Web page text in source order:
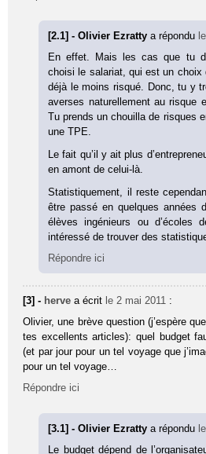
[2.1] - Olivier Ezrattya répondu
En effet. Mais les cas que tu
choisi le salariat, qui est un choix
déjà le moins risqué. Donc, tu y
averses naturellement au risque
Tu prends un chouilla de risques
une TPE.
Le fait qu’il y ait plus
en amont de celui-là.
Statistiquement, il reste
être passé en quelques années
élèves ingénieurs ou d’écoles
intéressé de trouver des
Répondre ici
[3] - herve a écrit le 2 mai 2011 :
Olivier, une brève question (j’espère
tes excellents articles): quel budget
(et par jour pour un tel voyage que
pour un tel voyage…
Répondre ici
[3.1] - Olivier Ezrattya répondu
Le budget dépend de